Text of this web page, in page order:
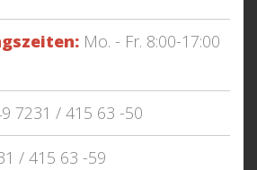
Mo. - Fr. 8:00-17:00
7231 / 415 63 -50
/ 415 63 -59